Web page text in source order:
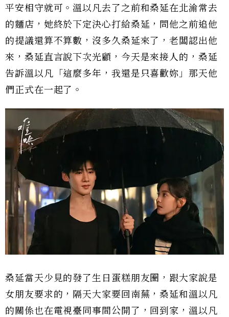
平安相守就可。溫以凡去了之前和桑延在北渝常去
的麵店，她終於下定決心打給桑延，問他之前追他
的提議還算不算數，沒多久桑延來了，老闆認出他
來，桑延直言說下次光顧，今天是來接人的，桑延
告訴溫以凡「這麼多年，我還是只喜歡妳」那天他
們正式在一起了。
桑延當天少見的發了生日蛋糕朋友圈，跟大家說是
女朋友要求的，隔天大家要回南蕪，桑延和溫以凡
的關係也在電視臺同事間公開了，回到家，溫以凡